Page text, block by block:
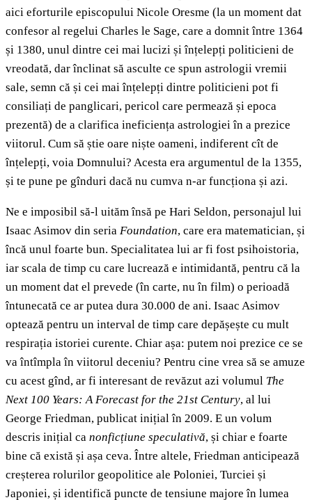
aici eforturile episcopului Nicole Oresme (la un moment dat
confesor al regelui Charles le Sage, care a domnit între 1364
și 1380, unul dintre cei mai lucizi și înțelepți politicieni de
vreodată, dar înclinat să asculte ce spun astrologii vremii
sale, semn că și cei mai înțelepți dintre politicieni pot fi
consiliați de panglicari, pericol care permează și epoca
prezentă) de a clarifica ineficiența astrologiei în a prezice
viitorul. Cum să știe oare niște oameni, indiferent cît de
înțelepți, voia Domnului? Acesta era argumentul de la 1355,
și te pune pe gînduri dacă nu cumva n-ar funcționa și azi.
Ne e imposibil să-l uităm însă pe Hari Seldon, personajul lui
Isaac Asimov din seria Foundation, care era matematician, și
încă unul foarte bun. Specialitatea lui ar fi fost psihoistoria,
iar scala de timp cu care lucrează e intimidantă, pentru că la
un moment dat el prevede (în carte, nu în film) o perioadă
întunecată ce ar putea dura 30.000 de ani. Isaac Asimov
optează pentru un interval de timp care depășește cu mult
respirația istoriei curente. Chiar așa: putem noi prezice ce se
va întîmpla în viitorul deceniu? Pentru cine vrea să se amuze
cu acest gînd, ar fi interesant de revăzut azi volumul The
Next 100 Years: A Forecast for the 21st Century, al lui
George Friedman, publicat inițial în 2009. E un volum
descris inițial ca nonficțiune speculativă, și chiar e foarte
bine că există și așa ceva. Între altele, Friedman anticipează
creșterea rolurilor geopolitice ale Poloniei, Turciei și
Japoniei, și identifică puncte de tensiune majore în lumea